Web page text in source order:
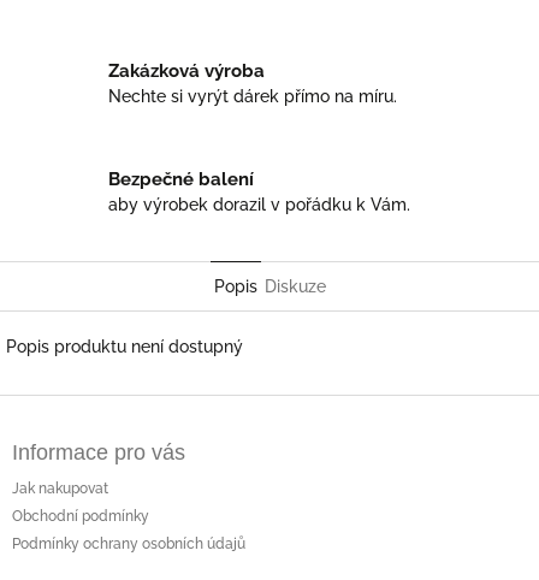
Zakázková výroba
Nechte si vyrýt dárek přímo na míru.
Bezpečné balení
aby výrobek dorazil v pořádku k Vám.
Popis Diskuze
Popis produktu není dostupný
Informace pro vás
Jak nakupovat
Obchodní podmínky
Podmínky ochrany osobních údajů